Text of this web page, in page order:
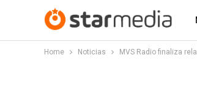
Home Noticias MVS Radio finaliza